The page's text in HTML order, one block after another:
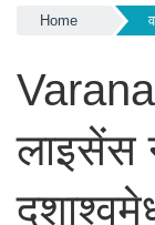
Home
लाइसेंस